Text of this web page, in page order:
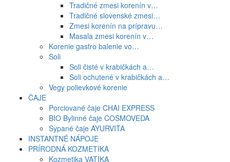
Tradičné zmesi korenín v…
Tradičné slovenské zmesi…
Zmesi korenín na prípravu…
Masala zmesi korenín v…
Korenie gastro balenie vo…
Soli
Soli čisté v krabičkách a…
Soli ochutené v krabičkách a…
Vegy polievkové korenie
ČAJE
Porciované čaje CHAI EXPRESS
BIO Bylinné čaje COSMOVEDA
Sypané čaje AYURVITA
INSTANTNÉ NÁPOJE
PRÍRODNÁ KOZMETIKA
Kozmetika VATIKA